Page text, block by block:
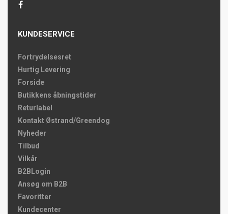
KUNDESERVICE
Fortrydelsesret
Hurtig Levering
Forside
Butikkens åbningstider
Returlabel
Kontakt Østrand/Greendog
Nyheder
Tilbud
Vilkår
B2BLogin
Ansøg om B2B
Favoritter
Kundecenter